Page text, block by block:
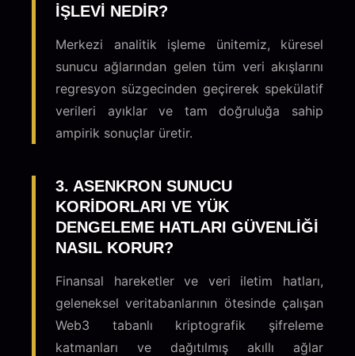
IŞLEVI NEDIR?
Merkezi analitik işleme ünitemiz, küresel
sunucu ağlarından gelen tüm veri akışlarını
regresyon süzgecinden geçirerek spekülatif
verileri ayıklar ve tam doğruluğa sahip
ampirik sonuçlar üretir.
3. ASENKRON SUNUCU
KORIDORLARI VE YÜK
DENGELEME HATLARI GÜVENLIĞI
NASIL KORUR?
Finansal hareketler ve veri iletim hatları,
geleneksel veritabanlarının ötesinde çalışan
Web3 tabanlı kriptografik şifreleme
katmanları ve dağıtılmış akıllı ağlar